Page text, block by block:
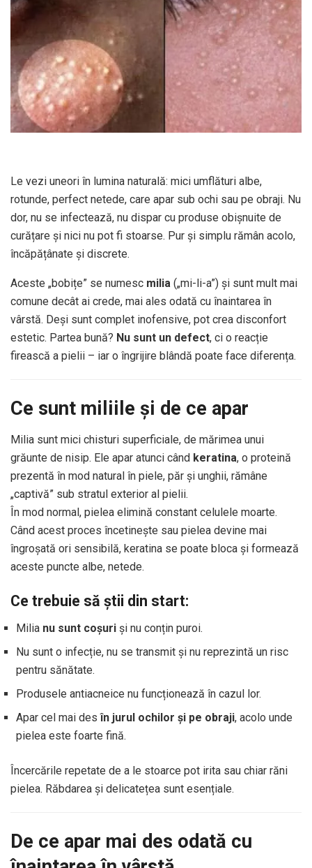
Le vezi uneori în lumina naturală: mici umflături albe,
rotunde, perfect netede, care apar sub ochi sau pe obraji. Nu
dor, nu se infectează, nu dispar cu produse obișnuite de
curățare și nici nu pot fi stoarse. Pur și simplu rămân acolo,
încăpățânate și discrete.
Aceste „bobițe” se numesc milia („mi-li-a”) și sunt mult mai
comune decât ai crede, mai ales odată cu înaintarea în
vârstă. Deși sunt complet inofensive, pot crea disconfort
estetic. Partea bună? Nu sunt un defect, ci o reacție
firească a pielii – iar o îngrijire blândă poate face diferența.
Ce sunt miliile și de ce apar
Milia sunt mici chisturi superficiale, de mărimea unui
grăunte de nisip. Ele apar atunci când keratina, o proteină
prezentă în mod natural în piele, păr și unghii, rămâne
„captivă” sub stratul exterior al pielii.
În mod normal, pielea elimină constant celulele moarte.
Când acest proces încetinește sau pielea devine mai
îngroșată ori sensibilă, keratina se poate bloca și formează
aceste puncte albe, netede.
Ce trebuie să știi din start:
Milia nu sunt coșuri și nu conțin puroi.
Nu sunt o infecție, nu se transmit și nu reprezintă un risc
pentru sănătate.
Produsele antiacneice nu funcționează în cazul lor.
Apar cel mai desîn jurul ochilor și pe obraji, acolo unde
pielea este foarte fină.
Încercările repetate de a le stoarce pot irita sau chiar răni
pielea. Răbdarea și delicatețea sunt esențiale.
De ce apar mai des odată cu